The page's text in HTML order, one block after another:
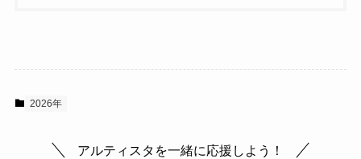
2026年
アルティスタを一緒に応援しよう！